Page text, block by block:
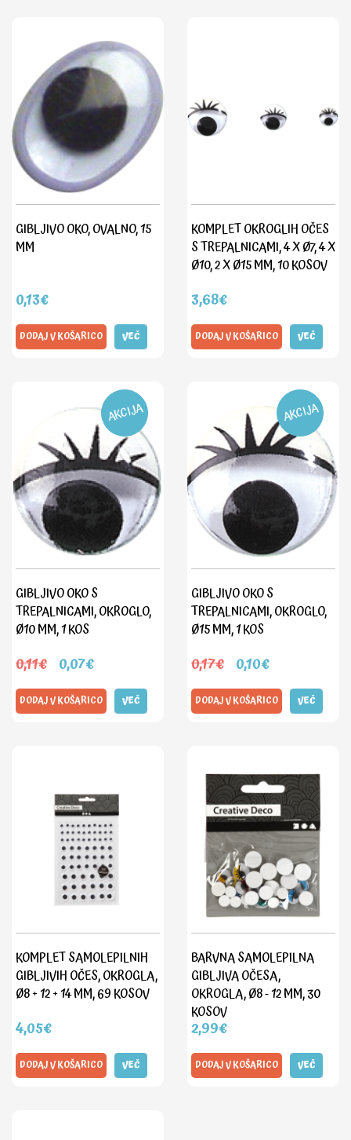
GIBLJIVO OKO, OVALNO, 15
MM
0,13€
DODAJ V KOŠARICO VEČ
KOMPLET OKROGLIH OČES
S TREPALNICAMI, 4 X Ø7, 4 X
Ø10, 2 X Ø15 MM, 10 KOSOV
3,68€
DODAJ V KOŠARICO VEČ
AKCIJA
GIBLJIVO OKO S
TREPALNICAMI, OKROGLO,
Ø10 MM, 1 KOS
0,11€ 0,07€
DODAJ V KOŠARICO VEČ
AKCIJA
GIBLJIVO OKO S
TREPALNICAMI, OKROGLO,
Ø15 MM, 1 KOS
0,17€ 0,10€
DODAJ V KOŠARICO VEČ
KOMPLET SAMOLEPILNIH
GIBLJIVIH OČES, OKROGLA,
Ø8 + 12 + 14 MM, 69 KOSOV
4,05€
DODAJ V KOŠARICO VEČ
BARVNA SAMOLEPILNA
GIBLJIVA OČESA,
OKROGLA, Ø8 - 12 MM, 30
KOSOV
2,99€
DODAJ V KOŠARICO VEČ